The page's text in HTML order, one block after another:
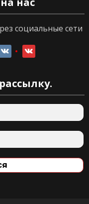
социальные сети
vkontaktevkontakte